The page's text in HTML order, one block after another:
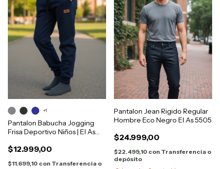
Pantalon Babucha Jogging
Frisa Deportivo Niños | El As
$12.999,00
$11.699,10 con Transferencia o
+1
Pantalon Jean Rigido Regular
Hombre Eco Negro El As 5505
$24.999,00
$22.499,10 con Transferencia o
depósito